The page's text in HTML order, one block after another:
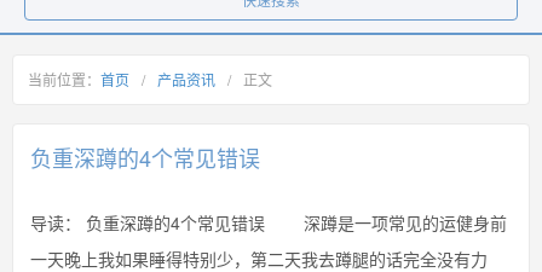
当前位置： 首页 / 产品资讯 / 正文
负重深蹲的4个常见错误
导读：
负重深蹲的4个常见错误 深蹲是一项常见的运健身前
一天晚上我如果睡得特别少，第二天我去蹲腿的话完全没有力